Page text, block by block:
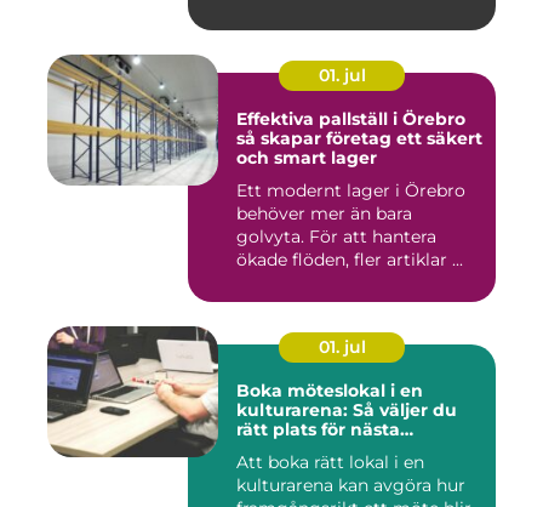
01. jul
Effektiva pallställ i Örebro
så skapar företag ett säkert
och smart lager
Ett modernt lager i Örebro
behöver mer än bara
golvyta. För att hantera
ökade flöden, fler artiklar ...
01. jul
Boka möteslokal i en
kulturarena: Så väljer du
rätt plats för nästa
Att boka rätt lokal i en
kulturarena kan avgöra hur